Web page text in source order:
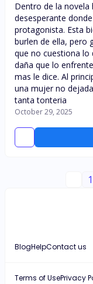
Dentro de la
desesperante
protagonista. Esta
burlen de ella, pero
que no cuestiona lo
daña que lo
mas le dice. Al
una mujer no
tanta tonteria
October 29, 2025
1
BlogHelpContact us
Terms of UsePrivacy